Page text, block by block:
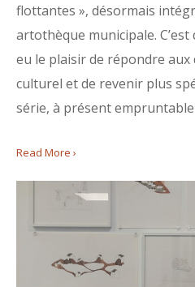
flottantes », désormais
artothèque municipale. C’est
eu le plaisir de répondre aux
culturel et de revenir plus
série, à présent
Read More ›